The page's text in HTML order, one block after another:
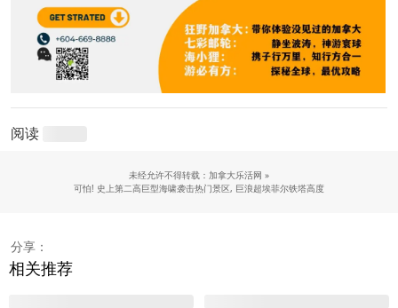
阅读
未经允许不得转载：加拿大乐活网 »
可怕! 史上第二高巨型海啸袭击热门景区, 巨浪超埃菲尔铁塔高度
分享：
相关推荐